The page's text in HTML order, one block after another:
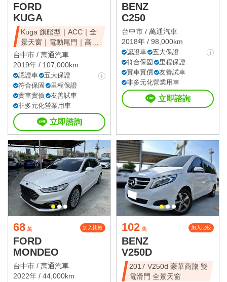
FORD
KUGA
Kuga 旗艦型｜ACC｜全
景天窗｜電動尾門｜高CP
值休旅
台中市 / 萬通汽車
2019年 / 107,000km
認證車
五大保證
符合保固
里程保證
實車實價
友善試車
非多元化營業用車
立即諮詢
BENZ
C250
台中市 / 萬通汽車
2018年 / 98,000km
認證車
五大保證
符合保固
里程保證
實車實價
友善試車
非多元化營業用車
立即諮詢
68 萬 加入比較
FORD
MONDEO
台中市 / 萬通汽車
2022年 / 44,000km
102 萬 加入比較
BENZ
V250D
2017 V250d 豪華商旅 雙
電滑門 全景天窗